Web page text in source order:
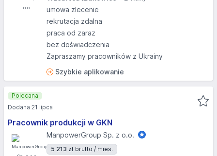
umowa zlecenie
rekrutacja zdalna
praca od zaraz
bez doświadczenia
Zapraszamy pracowników z Ukrainy
Szybkie aplikowanie
Pracownik produkcji w GKN
ManpowerGroup Sp. z o.o.
5 213 zł brutto / mies.
Polecana
Dodana 21 lipca